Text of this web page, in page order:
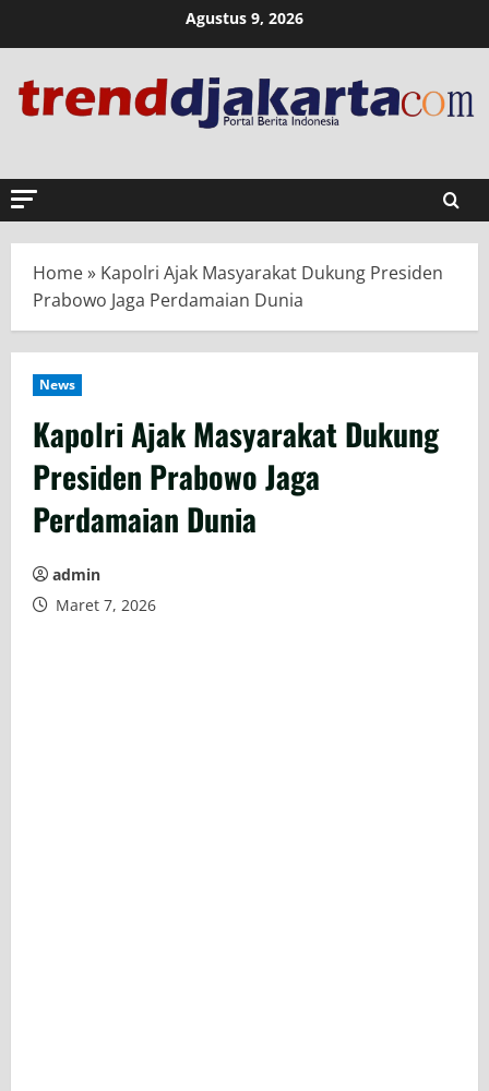
Agustus 9, 2026
Home» Kapolri Ajak Masyarakat Dukung Presiden
Prabowo Jaga Perdamaian Dunia
News
Kapolri Ajak Masyarakat Dukung
Presiden Prabowo Jaga
Perdamaian Dunia
admin
Maret 7, 2026